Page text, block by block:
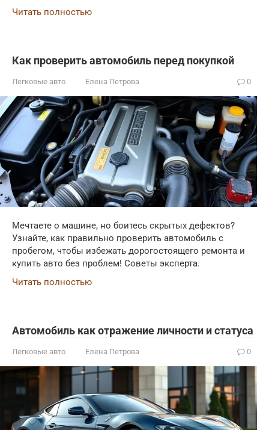
Читать полностью
Как проверить автомобиль перед покупкой
Легковые авто Елена Петрова 0
Мечтаете о машине, но боитесь скрытых дефектов?
Узнайте, как правильно проверить автомобиль с
пробегом, чтобы избежать дорогостоящего ремонта и
купить авто без проблем! Советы эксперта.
Читать полностью
Автомобиль как отражение личности и статуса
Легковые авто Елена Петрова 0